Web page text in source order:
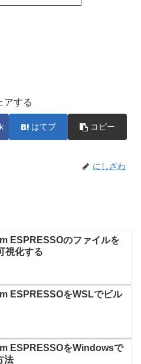
アする
はてブ コピー
にしざわ
ESPRESSOのファイルを
視化する
ESPRESSOをWSLでビル
ESPRESSOをWindowsで
法